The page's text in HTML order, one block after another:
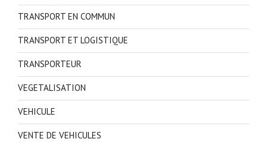
TRANSPORT EN COMMUN
TRANSPORT ET LOGISTIQUE
TRANSPORTEUR
VEGETALISATION
VEHICULE
VENTE DE VEHICULES